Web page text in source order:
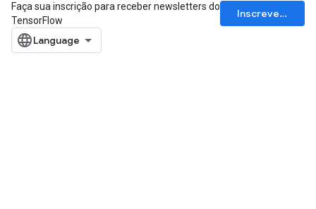
Faça sua inscrição para receber newsletters do
TensorFlow
Inscrever-se